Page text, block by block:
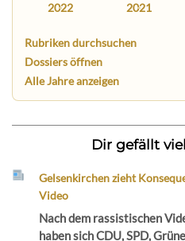
2022 2021
Rubriken durchsuchen
Dossiers öffnen
Alle Jahre anzeigen
Dir gefällt
Gelsenkirchen zieht
Video
Nach dem rassistischen
haben sich CDU, SPD,